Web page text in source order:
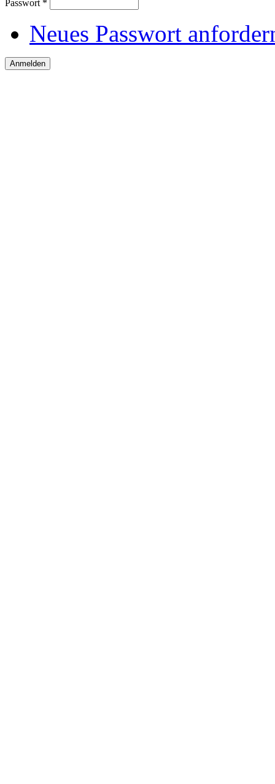
Passwort *
Neues Passwort